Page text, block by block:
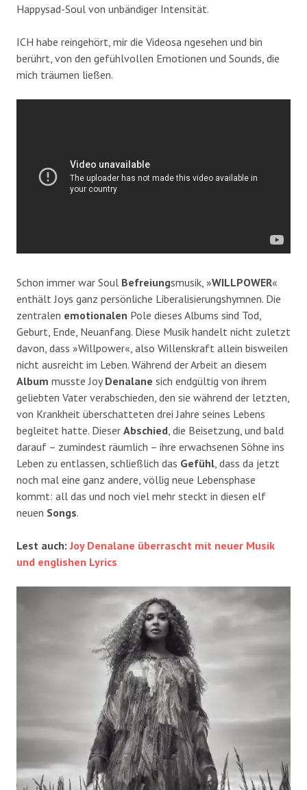
Happysad-Soul von unbändiger Intensität.
ICH habe reingehört, mir die Videosa ngesehen und bin
berührt, von den gefühlvollen Emotionen und Sounds, die
mich träumen ließen.
Schon immer war Soul Befreiungsmusik, »WILLPOWER«
enthält Joys ganz persönliche Liberalisierungshymnen. Die
zentralen emotionalen Pole dieses Albums sind Tod,
Geburt, Ende, Neuanfang. Diese Musik handelt nicht zuletzt
davon, dass »Willpower«, also Willenskraft allein bisweilen
nicht ausreicht im Leben. Während der Arbeit an diesem
Album musste JoyDenalane sich endgültig von ihrem
geliebten Vater verabschieden, den sie während der letzten,
von Krankheit überschatteten drei Jahre seines Lebens
begleitet hatte. Dieser Abschied , die Beisetzung, und bald
darauf – zumindest räumlich – ihre erwachsenen Söhne ins
Leben zu entlassen, schließlich das Gefühl , dass da jetzt
noch mal eine ganz andere, völlig neue Lebensphase
kommt: all das und noch viel mehr steckt in diesen elf
neuen Songs.
Lest auch:Joy Denalane überrascht mit neuer Musik
und englishen Lyrics